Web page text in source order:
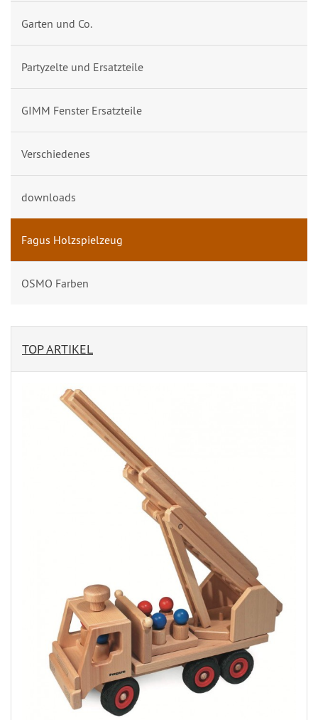
Garten und Co.
Partyzelte und Ersatzteile
GIMM Fenster Ersatzteile
Verschiedenes
downloads
Fagus Holzspielzeug
OSMO Farben
TOP ARTIKEL